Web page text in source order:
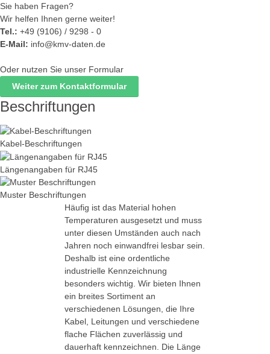
Sie haben Fragen?
Wir helfen Ihnen gerne weiter!
Tel.: +49 (9106) / 9298 - 0
E-Mail: info@kmv-daten.de
Oder nutzen Sie unser Formular
Weiter zum Kontaktformular
Beschriftungen
Kabel-Beschriftungen
Längenangaben für RJ45
Muster Beschriftungen
Häufig ist das Material hohen
Temperaturen ausgesetzt und muss
unter diesen Umständen auch nach
Jahren noch einwandfrei lesbar sein.
Deshalb ist eine ordentliche
industrielle Kennzeichnung
besonders wichtig. Wir bieten Ihnen
ein breites Sortiment an
verschiedenen Lösungen, die Ihre
Kabel, Leitungen und verschiedene
flache Flächen zuverlässig und
dauerhaft kennzeichnen. Die Länge